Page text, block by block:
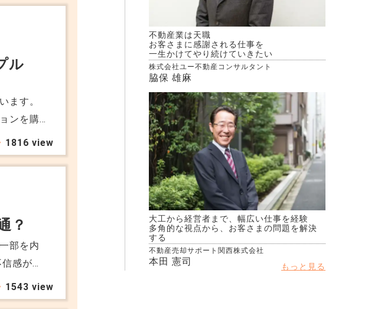
知らせ
ル
ます。
ンを購
高騰し
。）
1816 view
？
部を内
感が募
です
1543 view
不動産業は天職
お客さまに感謝される仕事を
一生かけてやり続けていきたい
株式会社ユー不動産コンサルタント
脇保 雄麻
大工から経営者まで、幅広い仕事を経験
多角的な視点から、お客さまの問題を解決
する
不動産売却サポート関西株式会社
本田 憲司 もっと見る